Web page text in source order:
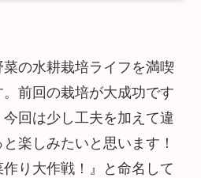
の水耕栽培ライフを満喫
前回の栽培が大成功です
回は少し工夫を加えて違
楽しみたいと思います！
作り大作戦！』と命名して